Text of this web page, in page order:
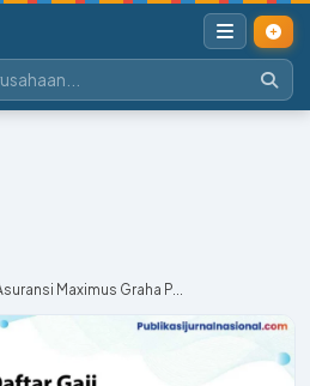
Maximus Graha P...